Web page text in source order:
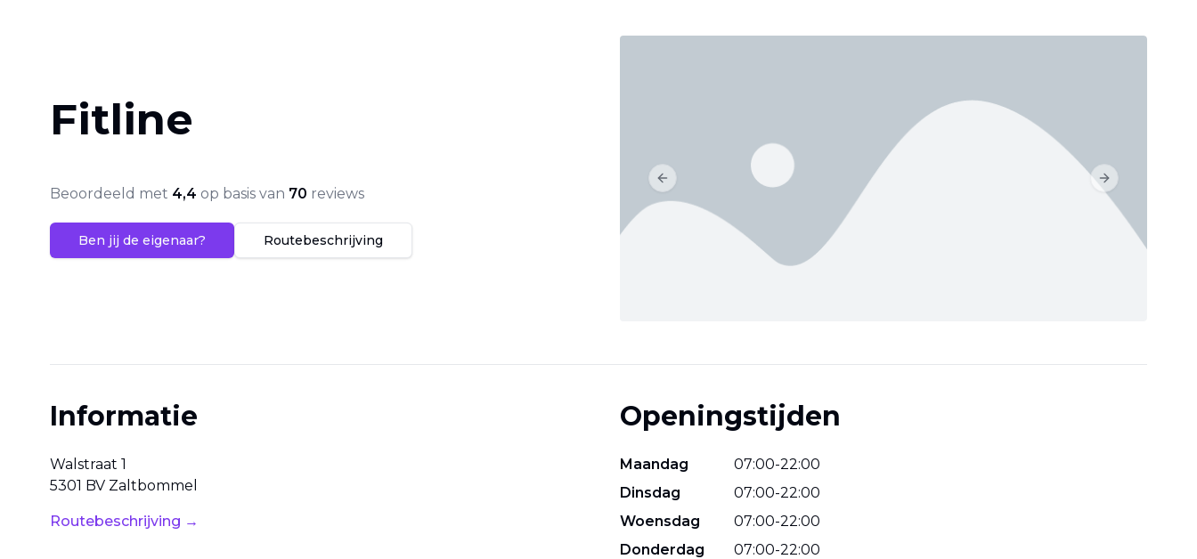
Fitline
Beoordeeld met 4,4 op basis van 70 reviews
Ben jij de eigenaar? Routebeschrijving
Previous slide Next slide
Informatie
Walstraat 1
5301 BV Zaltbommel
Routebeschrijving →
Openingstijden
Maandag 07:00-22:00
Dinsdag
07:00-22:00
Woensdag
07:00-22:00
Donderdag
07:00-22:00